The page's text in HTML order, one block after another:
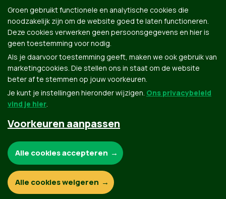
Groen.be
© Copyright Groen 2026 | Gemaakt met NationBuilder
Contact Privacybeleid
Groen gebruikt functionele en analytische cookies die
noodzakelijk zijn om de website goed te laten functioneren.
Deze cookies verwerken geen persoonsgegevens en hier is
geen toestemming voor nodig.
Als je daarvoor toestemming geeft, maken we ook gebruik van
marketingcookies. Die stellen ons in staat om de website
beter af te stemmen op jouw voorkeuren.
Je kunt je instellingen hieronder wijzigen. Ons privacybeleid
vind je hier.
Voorkeuren aanpassen
Functionele en analytische cookies:
Alle cookies accepteren
Alle cookies weigeren